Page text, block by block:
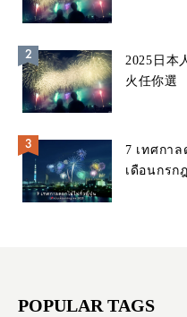
2025日本人氣
火任你選
7 เทศกา
เดือนกรก
POPULAR TAGS